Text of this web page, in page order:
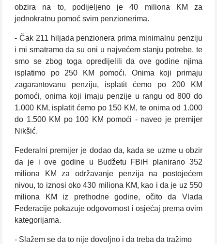
obzira na to, podijeljeno je 40 miliona KM za
jednokratnu pomoć svim penzionerima.
- Čak 211 hiljada penzionera prima minimalnu penziju
i mi smatramo da su oni u najvećem stanju potrebe, te
smo se zbog toga opredijelili da ove godine njima
isplatimo po 250 KM pomoći. Onima koji primaju
zagarantovanu penziju, isplatit ćemo po 200 KM
pomoći, onima koji imaju penzije u rangu od 800 do
1.000 KM, isplatit ćemo po 150 KM, te onima od 1.000
do 1.500 KM po 100 KM pomoći - naveo je premijer
Nikšić.
Federalni premijer je dodao da, kada se uzme u obzir
da je i ove godine u Budžetu FBiH planirano 352
miliona KM za održavanje penzija na postojećem
nivou, to iznosi oko 430 miliona KM, kao i da je uz 550
miliona KM iz prethodne godine, očito da Vlada
Federacije pokazuje odgovornost i osjećaj prema ovim
kategorijama.
- Slažem se da to nije dovoljno i da treba da tražimo